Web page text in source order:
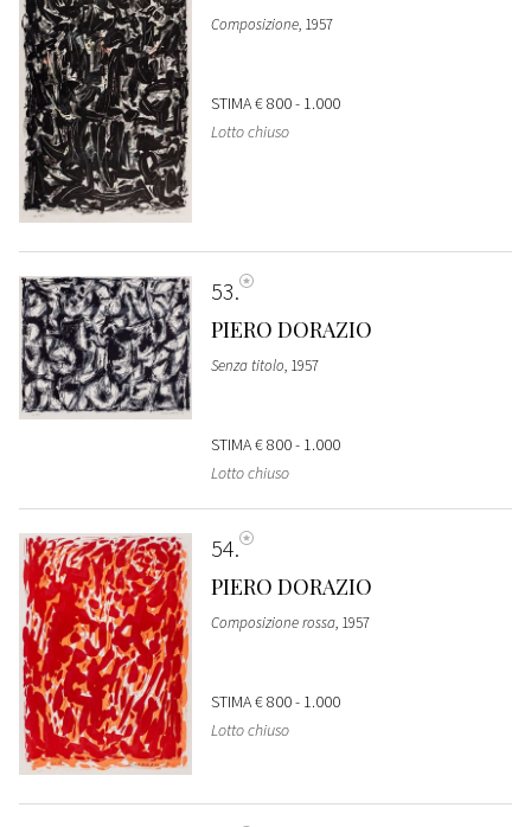
Composizione, 1957
STIMA€ 800 - 1.000
Lotto chiuso
53
PIERO DORAZIO
Senza titolo, 1957
STIMA€ 800 - 1.000
Lotto chiuso
54
PIERO DORAZIO
Composizione rossa, 1957
STIMA€ 800 - 1.000
Lotto chiuso